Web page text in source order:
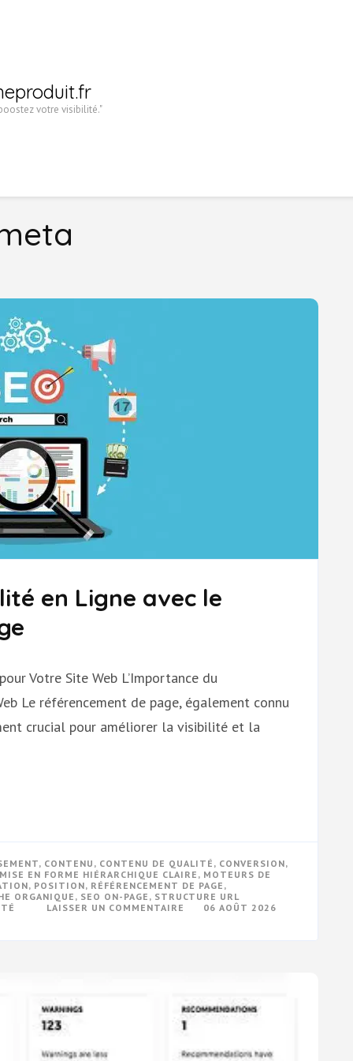
votre visibilité."
en Ligne avec le
Votre Site Web L’Importance du
Le référencement de page, également connu
crucial pour améliorer la visibilité et la
, CONTENU , CONTENU DE QUALITÉ , CONVERSION,
MISE EN FORME HIÉRARCHIQUE CLAIRE , MOTEURS DE
, POSITION, RÉFÉRENCEMENT DE PAGE ,
ORGANIQUE , SEO ON-PAGE , STRUCTURE URL
LAISSER UN COMMENTAIRE
SUR
DE
PAGE
06 AOÛT 2026